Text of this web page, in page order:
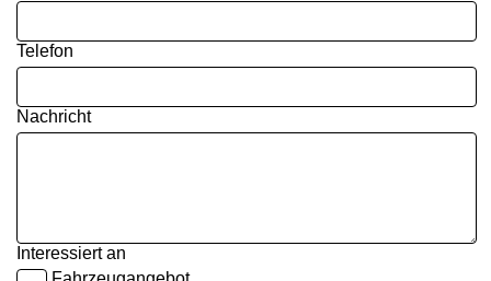
Telefon
Nachricht
Interessiert an